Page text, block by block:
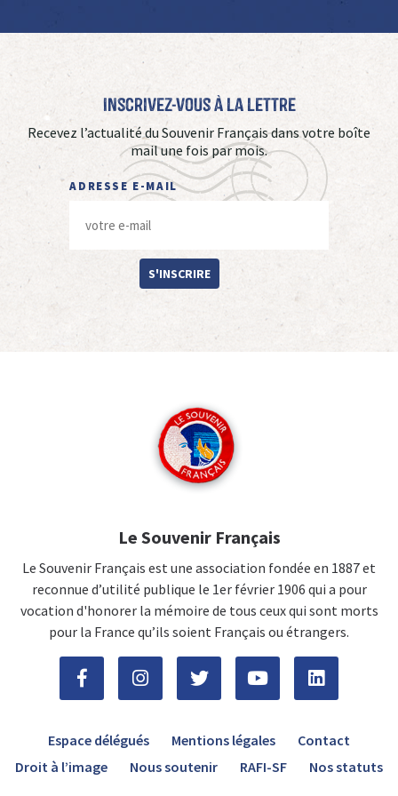
Inscrivez-vous à La Lettre
Recevez l’actualité du Souvenir Français dans votre boîte
mail une fois par mois.
ADRESSE E-MAIL
S'INSCRIRE
Le Souvenir Français
Le Souvenir Français est une association fondée en 1887 et
reconnue d’utilité publique le 1er février 1906 qui a pour
vocation d'honorer la mémoire de tous ceux qui sont morts
pour la France qu’ils soient Français ou étrangers.
Espace délégués Mentions légales
Contact
Droit à l’image
Nous soutenir RAFI-SF Nos statuts